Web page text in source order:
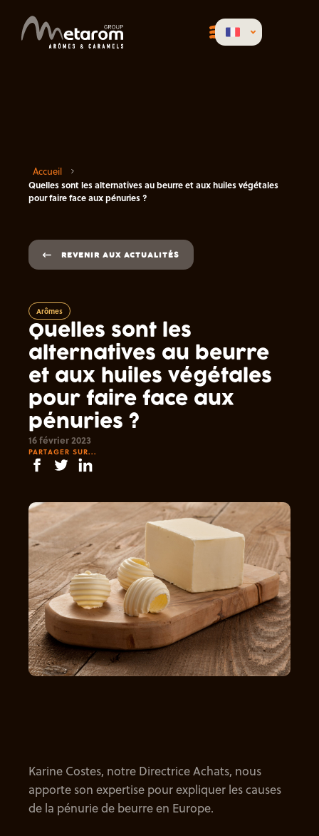
Accueil
Quelles sont les alternatives au beurre et aux huiles végétales
pour faire face aux pénuries ?
REVENIR AUX ACTUALITÉS
Arômes
Quelles sont les
alternatives au beurre
et aux huiles végétales
pour faire face aux
pénuries ?
16 février 2023
PARTAGER SUR...
Karine Costes, notre Directrice Achats, nous
apporte son expertise pour expliquer les causes
de la pénurie de beurre en Europe.